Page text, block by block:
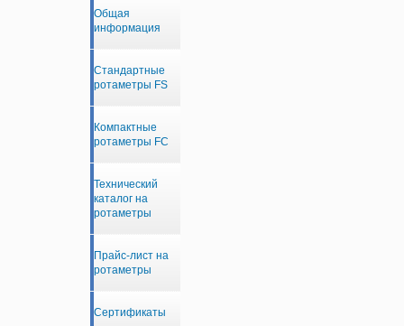
Общая
информация
Стандартные
ротаметры FS
Компактные
ротаметры FC
Технический
каталог на
ротаметры
Прайс-лист на
ротаметры
Сертификаты